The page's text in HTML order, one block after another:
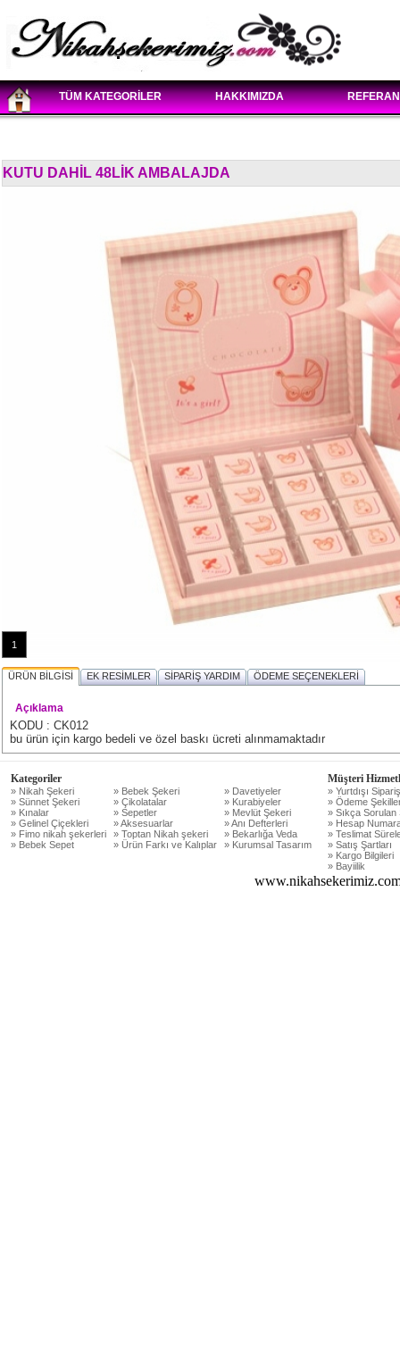
TÜM KATEGORİLER HAKKIMIZDA
KUTU DAHİL 48LİK AMBALAJDA
1
ÜRÜN BİLGİSİ EK RESİMLER SİPARİŞ YARDIM ÖDEME SEÇENEKLERİ
Açıklama
KODU : CK012
bu ürün için kargo bedeli ve özel baskı ücreti alınmamaktadır
Kategoriler
» Nikah Şekeri » Bebek Şekeri
» Davetiyeler
» Sünnet Şekeri
» Çikolatalar
» Kurabiyeler
» Kınalar
» Sepetler
» Mevlüt Şekeri
» Gelinel Çiçekleri
» Aksesuarlar
» Anı Defterleri
» Fimo nikah şekerleri
» Toptan Nikah şekeri
» Bekarlığa Veda
» Bebek Sepet
» Ürün Farkı ve Kalıplar » Kurumsal Tasarım
Müşteri
» Yurtdışı
» Ödeme
» Sıkça Sorulan
» Hesap
» Teslimat
» Satış Şartları
» Kargo Bilgileri
» Bayiilik